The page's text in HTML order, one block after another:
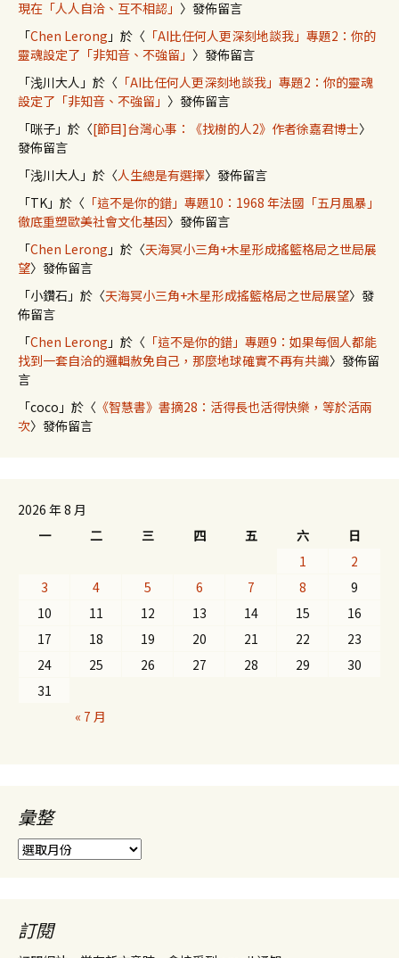
現在「人人自洽、互不相認」 〉發佈留言
「Chen Lerong 」於〈 「AI比任何人更深刻地談我」專題2：你的
靈魂設定了「非知音、不強留」 〉發佈留言
「浅川大人 」於〈 「AI比任何人更深刻地談我」專題2：你的靈魂
設定了「非知音、不強留」 〉發佈留言
「咪子 」於〈[節目]台灣心事：《找樹的人2》作者徐嘉君博士〉
發佈留言
「浅川大人 」於〈人生總是有選擇〉發佈留言
「TK」於〈 「這不是你的錯」專題10：1968 年法國「五月風暴」
徹底重塑歐美社會文化基因〉發佈留言
「Chen Lerong 」於〈天海冥小三角+木星形成搖籃格局之世局展
望〉發佈留言
「小鑽石 」於〈天海冥小三角+木星形成搖籃格局之世局展望〉發
佈留言
「Chen Lerong 」於〈 「這不是你的錯」專題9：如果每個人都能
找到一套自洽的邏輯赦免自己，那麼地球確實不再有共識〉發佈留
言
「coco 」於〈 《智慧書》書摘28：活得長也活得快樂，等於活兩
次〉發佈留言
2026 年 8 月
一
二 三 四 五 六
日
1
2
3
4 5 6 7 8
9
10
11 12 13 14 15
16
17
18 19 20 21 22
23
24
25 26 27 28 29
30
31
« 7 月
彙整
彙
整
訂閱